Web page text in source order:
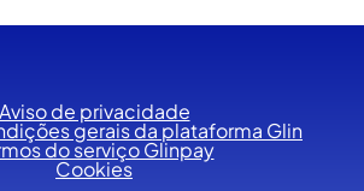
Aviso de privacidade
gerais da plataforma Glin
do serviço Glinpay
Cookies